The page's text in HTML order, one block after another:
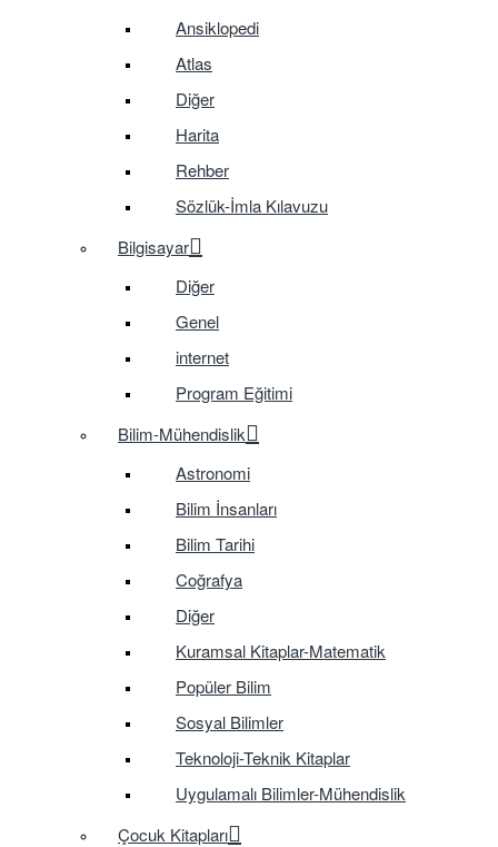
Ansiklopedi
Atlas
Diğer
Harita
Rehber
Sözlük-İmla Kılavuzu
Bilgisayar
Diğer
Genel
internet
Program Eğitimi
Bilim-Mühendislik
Astronomi
Bilim İnsanları
Bilim Tarihi
Coğrafya
Diğer
Kuramsal Kitaplar-Matematik
Popüler Bilim
Sosyal Bilimler
Teknoloji-Teknik Kitaplar
Uygulamalı Bilimler-Mühendislik
Çocuk Kitapları